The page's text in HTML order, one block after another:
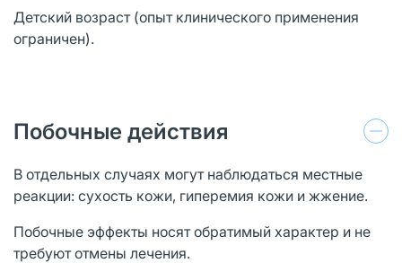
Детский возраст (опыт клинического применения
ограничен).
Побочные действия
В отдельных случаях могут наблюдаться местные
реакции: сухость кожи, гиперемия кожи и жжение.
Побочные эффекты носят обратимый характер и не
требуют отмены лечения.